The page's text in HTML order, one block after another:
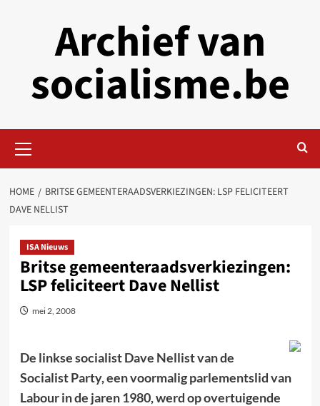
Archief van
socialisme.be
Menu
HOME
BRITSE GEMEENTERAADSVERKIEZINGEN: LSP FELICITEERT
DAVE NELLIST
ISA Nieuws
Britse gemeenteraadsverkiezingen:
LSP feliciteert Dave Nellist
mei 2, 2008
De linkse socialist Dave Nellist van de
Socialist Party, een voormalig parlementslid van
Labour in de jaren 1980, werd op overtuigende